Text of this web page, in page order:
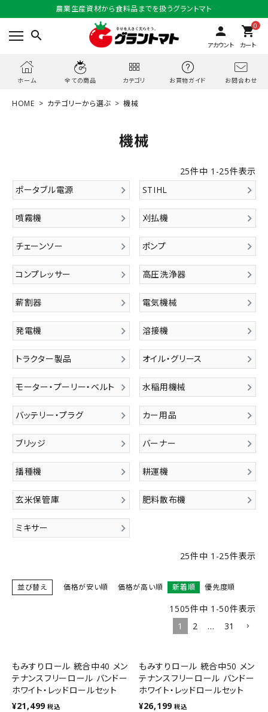
農業生産資材から食料品までを扱うグラントマト
search person
アカウント
0
shopping_cart
カート
ホーム 全ての商品 カテゴリ お買物ガイド お問合わせ
HOME カテゴリーから選ぶ 機械
機械
25件中 1 -25件表示
ポータブル電源
STIHL
噴霧機 刈払機
チェーンソー ポンプ
コンプレッサー 高圧洗浄器
薪割器 電気機械
発電機 溶接機
トラクター製品 オイル・グリース
モーター・プーリー・ベルト 水稲用機械
バッテリー・プラグ カー用品
ブリッジ バーナー
播種機 耕運機
玄米保管庫 肥料散布機
ミキサー
25件中 1 -25件表示
並び替え 価格が安い順 価格が高い順 新着順 優先度順
1505件中 1 -50件表示
1
2 … 31
もみすりロール 統合中40 メン
テナンスフリーロール バンドー
ホワイト・レッドロールセット
¥21,499 税込
もみすりロール 統合中50 メン
テナンスフリーロール バンドー
ホワイト・レッドロールセット
¥26,199 税込